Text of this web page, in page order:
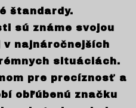
štandardy.
sú známe svojou
najnáročnejších
situáciách.
pre precíznosť a
obľúbenú značku